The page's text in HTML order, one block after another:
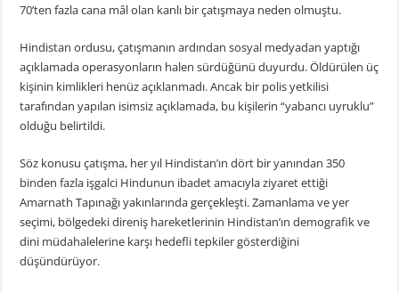
70’ten fazla cana mâl olan kanlı bir çatışmaya neden olmuştu.
Hindistan ordusu, çatışmanın ardından sosyal medyadan yaptığı
açıklamada operasyonların halen sürdüğünü duyurdu. Öldürülen üç
kişinin kimlikleri henüz açıklanmadı. Ancak bir polis yetkilisi
tarafından yapılan isimsiz açıklamada, bu kişilerin “yabancı uyruklu”
olduğu belirtildi.
Söz konusu çatışma, her yıl Hindistan’ın dört bir yanından 350
binden fazla işgalci Hindunun ibadet amacıyla ziyaret ettiği
Amarnath Tapınağı yakınlarında gerçekleşti. Zamanlama ve yer
seçimi, bölgedeki direniş hareketlerinin Hindistan’ın demografik ve
dini müdahalelerine karşı hedefli tepkiler gösterdiğini
düşündürüyor.